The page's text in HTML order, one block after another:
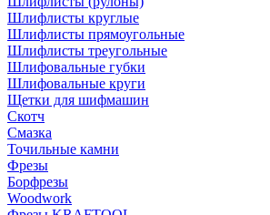
Шлифлисты круглые
Шлифлисты прямоугольные
Шлифлисты треугольные
Шлифовальные губки
Шлифовальные круги
Щетки для шифмашин
Скотч
Смазка
Точильные камни
Фрезы
Борфрезы
Woodwork